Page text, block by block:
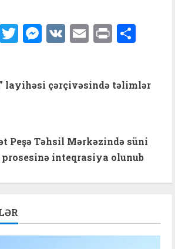
Telegram
Twitter
Messenger
VK Email
Print
layihəsi çərçivəsində təlimlər
Peşə Təhsil Mərkəzində süni
inteqrasiya olunub